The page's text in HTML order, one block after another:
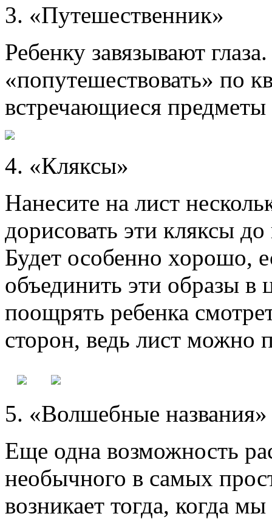
3. «Путешественник»
Ребенку завязывают
«попутешествовать» по
встречающиеся предметы
4. «Кляксы»
Нанесите на лист
дорисовать эти кляксы
Будет особенно хорошо,
объединить эти образы
поощрять ребенка
сторон, ведь лист можно
5. «Волшебные
Еще одна возможность
необычного в самых
возникает тогда, когда